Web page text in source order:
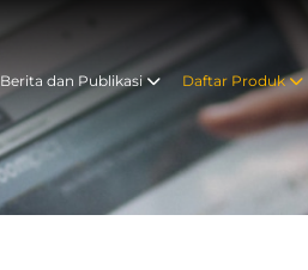
Berita dan Publikasi Daftar Produk